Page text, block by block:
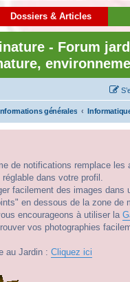
Dossiers & Articles
- Forum
générales
de notifications remplace les
dans votre profil.
facilement des images dans
en dessous de la zone de
encourageons à utiliser la
vos photographies
au Jardin : Cliquez ici